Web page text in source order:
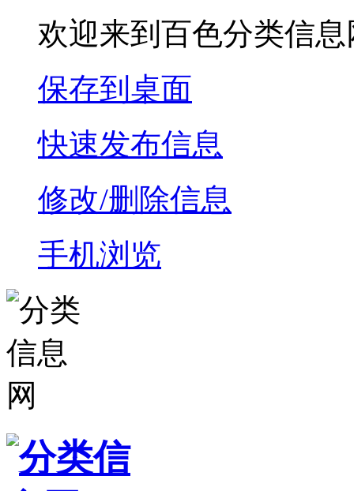
欢迎来到百色分类信息
保存到桌面
快速发布信息
修改/删除信息
手机浏览